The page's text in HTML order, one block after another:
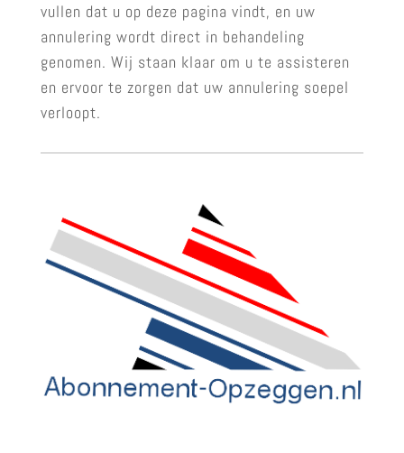
vullen dat u op deze pagina vindt, en uw
annulering wordt direct in behandeling
genomen. Wij staan klaar om u te assisteren
en ervoor te zorgen dat uw annulering soepel
verloopt.